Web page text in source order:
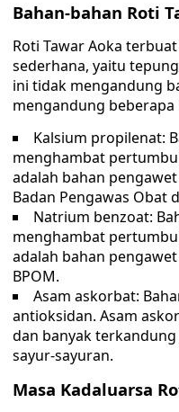
Bahan-bahan Roti
Roti Tawar Aoka
sederhana, yaitu
ini tidak mengandung
mengandung
Kalsium propilenat:
menghambat
adalah bahan
Badan Pengawas Obat
Natrium benzoat:
menghambat
adalah bahan
BPOM.
Asam askorbat:
antioksidan. Asam
dan banyak
sayur-sayuran.
Masa Kadaluarsa